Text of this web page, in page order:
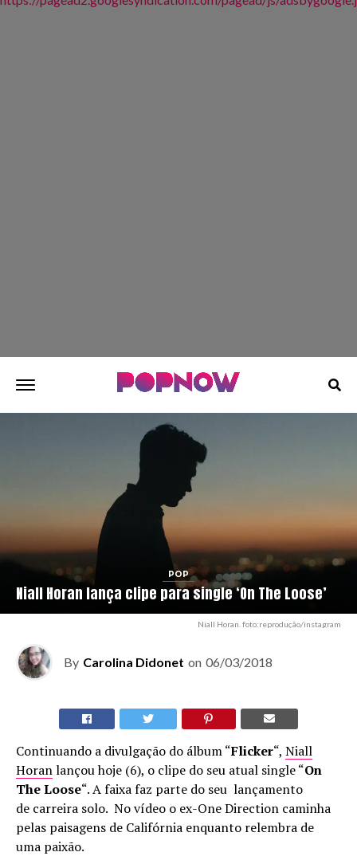
POP
Niall Horan lança clipe para single ‘On The Loose’
Niall Horan. foto:reprodução/instagram
By Carolina Didonet on 06/03/2018
Continuando a divulgação do álbum “Flicker“, Niall
Horanlançou hoje (6), o clipe do seu atual single “On
The Loose“. A faixa faz parte do seu lançamento
de carreira solo. No vídeo o ex-One Direction caminha
pelas paisagens de Califórnia enquanto relembra de
uma paixão.